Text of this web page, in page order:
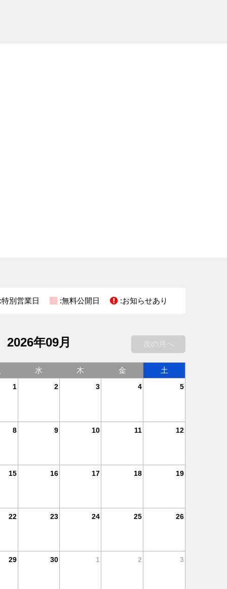
:特別営業日 :無料公開日 :お知らせあり
2026年09月
水 木 金 土
1 2 3 4 5
8 9 10 11 12
15 16 17 18 19
22 23 24 25 26
29 30 1 2 3
次の月へ